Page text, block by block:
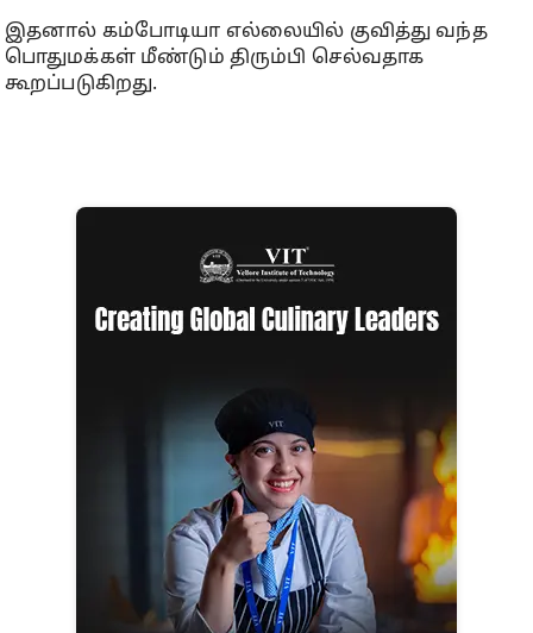
இதனால் கம்போடியா எல்லையில் குவித்து வந்த
பொதுமக்கள் மீண்டும் திரும்பி செல்வதாக
கூறப்படுகிறது.